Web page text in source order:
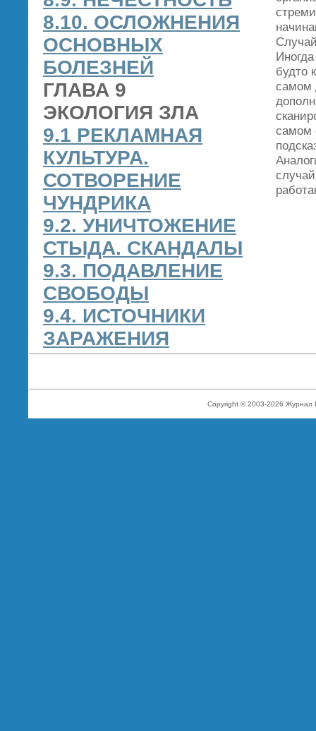
8.10. ОСЛОЖНЕНИЯ
ОСНОВНЫХ
БОЛЕЗНЕЙ
ГЛАВА 9
ЭКОЛОГИЯ ЗЛА
9.1 РЕКЛАМНАЯ
КУЛЬТУРА.
СОТВОРЕНИЕ
ЧУНДРИКА
9.2. УНИЧТОЖЕНИЕ
СТЫДА. СКАНДАЛЫ
9.3. ПОДАВЛЕНИЕ
СВОБОДЫ
9.4. ИСТОЧНИКИ
ЗАРАЖЕНИЯ
будто
самом
самом
Copyright © 2003-2026 Журнал